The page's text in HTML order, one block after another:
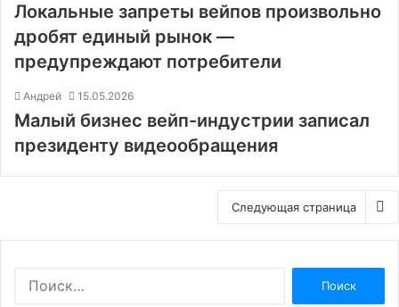
Локальные запреты вейпов произвольно
дробят единый рынок —
предупреждают потребители
Андрей 15.05.2026
Малый бизнес вейп-индустрии записал
президенту видеообращения
Следующая страница